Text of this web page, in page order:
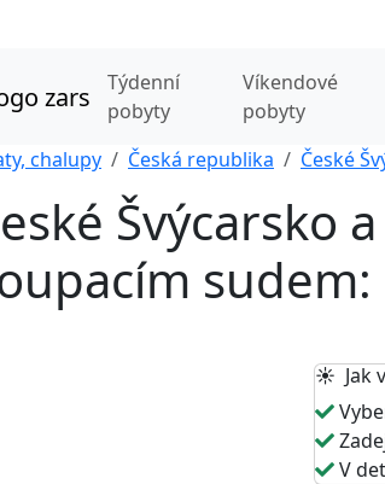
Týdenní
pobyty
Víkendové
pobyty
chalupy Česká republika České
Švýcarsko
☀️ Jak
V